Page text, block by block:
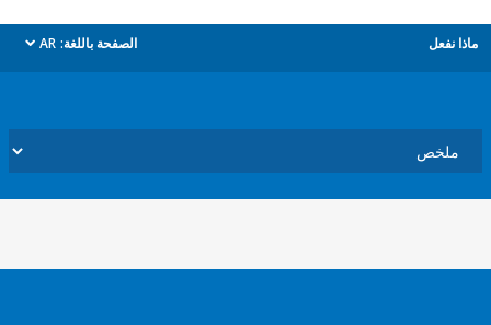
الصفحة باللغة: AR
dropdown